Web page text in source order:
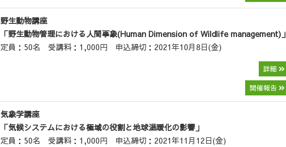
野生動物講座
「野生動物管理における人間事象(Human Dimension of Wildlife management)」
定員：50名 受講料：1,000円 申込締切：2021年10月8日(金)
詳細
開催報告
気象学講座
「気候システムにおける極域の役割と地球温暖化の影響」
定員：50名 受講料：1,000円 申込締切：2021年11月12日(金)